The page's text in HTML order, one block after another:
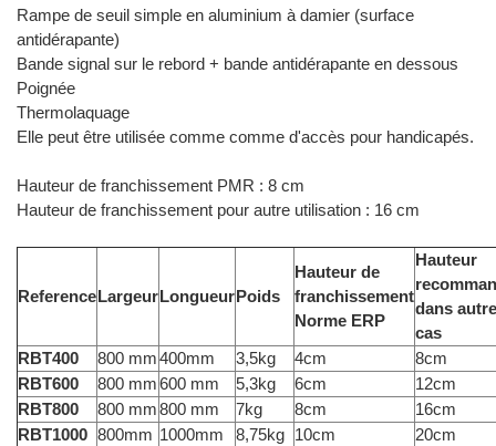
Rampe de seuil simple en aluminium à damier (surface
antidérapante)
Bande signal sur le rebord + bande antidérapante en dessous
Poignée
Thermolaquage
Elle peut être utilisée comme comme d'accès pour handicapés.
Hauteur de franchissement PMR : 8 cm
Hauteur de franchissement pour autre utilisation : 16 cm
ReferenceLargeurLongueurPoids
Hauteur de
franchissement
Norme ERP
Hauteur
dans
cas
RBT400
800 mm400mm 3,5kg 4cm
8cm
RBT600
800 mm600 mm 5,3kg 6cm
12cm
RBT800
800 mm800 mm 7kg 8cm
16cm
RBT1000 800mm 1000mm 8,75kg 10cm
20cm